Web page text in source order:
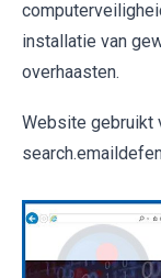
installatie van
overhaasten.
Website gebruikt